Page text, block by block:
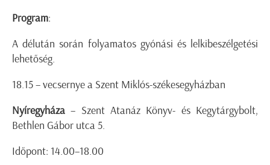
Program:
A délután során folyamatos gyónási és lelkibeszélgetési
lehetőség.
18.15 – vecsernye a Szent Miklós-székesegyházban
Nyíregyháza – Szent Atanáz Könyv- és Kegytárgybolt,
Bethlen Gábor utca 5.
Időpont: 14.00–18.00